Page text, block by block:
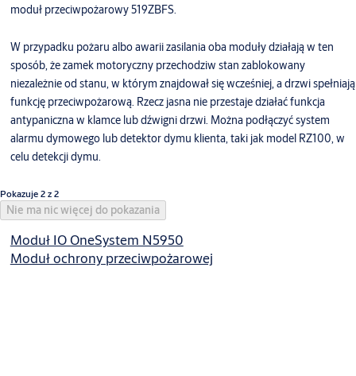
moduł przeciwpożarowy 519ZBFS.
W przypadku pożaru albo awarii zasilania oba moduły działają w ten
sposób, że zamek motoryczny przechodziw stan zablokowany
niezależnie od stanu, w którym znajdował się wcześniej, a drzwi spełniają
funkcję przeciwpożarową. Rzecz jasna nie przestaje działać funkcja
antypaniczna w klamce lub dźwigni drzwi. Można podłączyć system
alarmu dymowego lub detektor dymu klienta, taki jak model RZ100, w
celu detekcji dymu.
Pokazuje 2 z 2
Nie ma nic więcej do pokazania
Moduł IO OneSystem N5950
Moduł ochrony przeciwpożarowej